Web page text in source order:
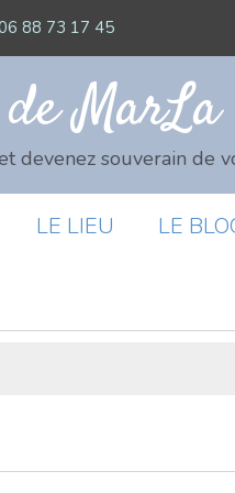
88 73 17 45
MarLa
devenez souverain de
LE LIEU LE